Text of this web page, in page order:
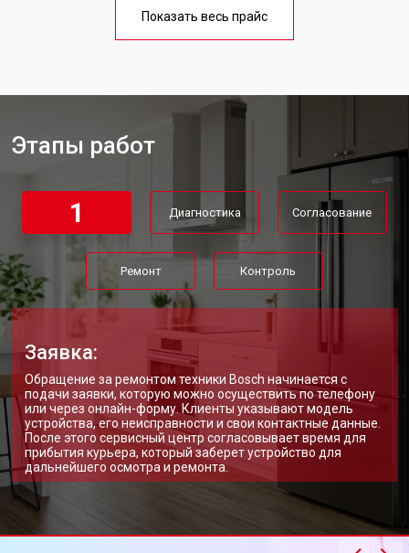
от 1700 ₽
Замена дефростера от 4750 ₽
Замена нагревателя испарителя
Замена нагревателя оттайки Заказать
Замена реле холодильника Bosch от 2550 ₽ Заказать
Устранение утечки хладагента от 1900 ₽
Показать весь прайс
Этапы работ
1 Диагностика Согласование
Ремонт Контроль
Заявка:
Обращение за ремонтом техники Bosch начинается с
подачи заявки, которую можно осуществить по телефону
или через онлайн-форму. Клиенты указывают модель
устройства, его неисправности и свои контактные данные.
После этого сервисный центр согласовывает время для
прибытия курьера, который заберет устройство для
дальнейшего осмотра и ремонта.